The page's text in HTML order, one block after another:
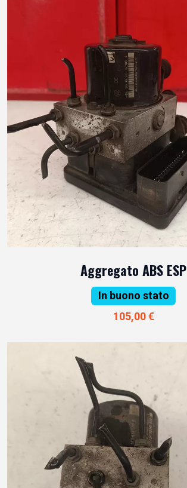
Aggregato ABS ESP
In buono stato
105,00 €